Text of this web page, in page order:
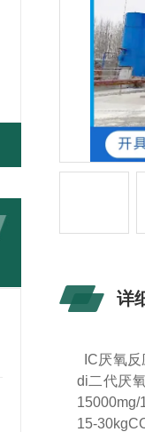
详
IC厌氧
di二代厌
15-